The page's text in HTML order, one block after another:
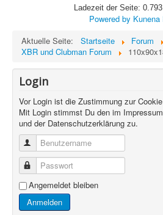
Ladezeit der Seite:
Powered by Kunena
Aktuelle Seite:
Startseite Forum
XBR und Clubman Forum
Login
Vor Login ist die Zustimmung zur
Mit Login stimmst Du den im
und der Datenschutzerklärung zu.
Benutzername
Passwort
Angemeldet bleiben
Anmelden